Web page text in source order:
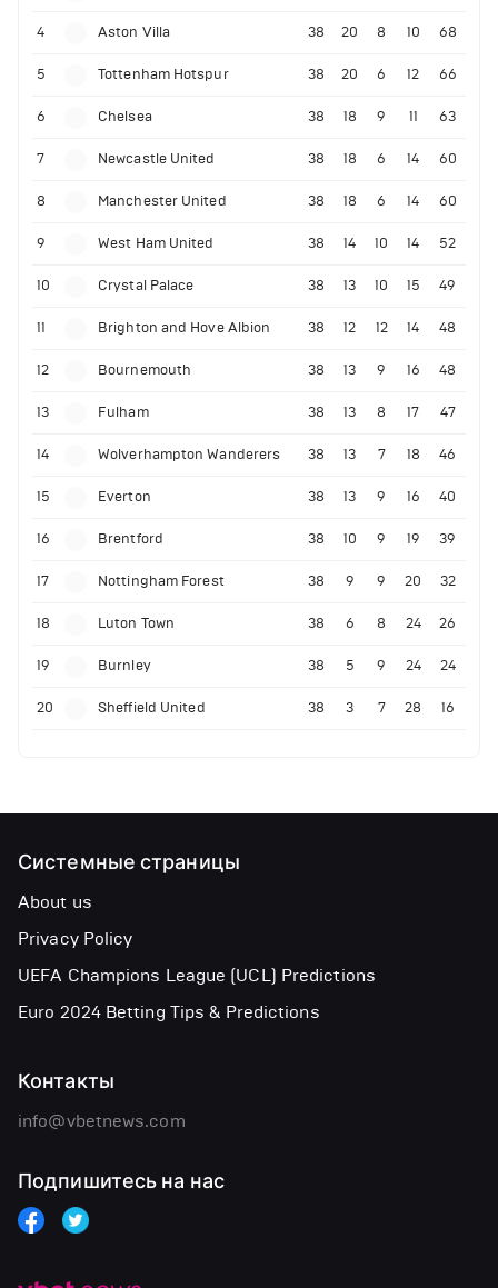
4 Aston Villa 38 20 8 10 68
5 Tottenham Hotspur 38 20 6 12 66
6 Chelsea 38 18 9 11 63
7 Newcastle United 38 18 6 14 60
8 Manchester United 38 18 6 14 60
9 West Ham United 38 14 10 14 52
10 Crystal Palace 38 13 10 15 49
11 Brighton and Hove Albion 38 12 12 14 48
12 Bournemouth 38 13 9 16 48
13 Fulham 38 13 8 17 47
14 Wolverhampton Wanderers 38 13 7 18 46
15 Everton 38 13 9 16 40
16 Brentford 38 10 9 19 39
17 Nottingham Forest 38 9 9 20 32
18 Luton Town 38 6 8 24 26
19 Burnley 38 5 9 24 24
20 Sheffield United 38 3 7 28 16
Системные страницы
About us
Privacy Policy
UEFA Champions League (UCL) Predictions
Euro 2024 Betting Tips & Predictions
Контакты
info@vbetnews.com
Подпишитесь на нас